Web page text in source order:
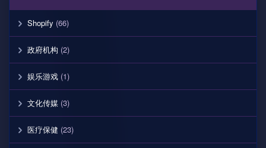
Shopify (66)
政府机构 (2)
娱乐游戏 (1)
文化传媒 (3)
医疗保健 (23)